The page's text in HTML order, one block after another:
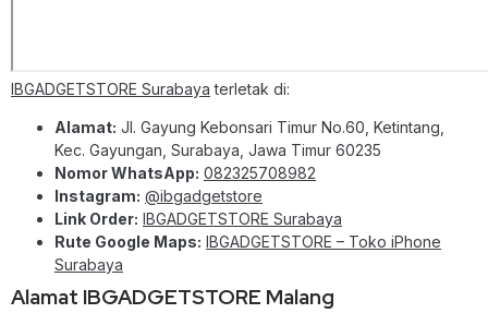
IBGADGETSTORE Surabaya terletak di:
Alamat: Jl. Gayung Kebonsari Timur No.60, Ketintang,
Kec. Gayungan, Surabaya, Jawa Timur 60235
Nomor WhatsApp: 082325708982
Instagram: @ibgadgetstore
Link Order: IBGADGETSTORE Surabaya
Rute Google Maps: IBGADGETSTORE – Toko iPhone
Surabaya
Alamat IBGADGETSTORE Malang